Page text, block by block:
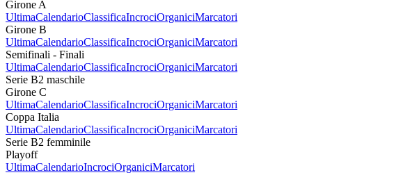
Girone A
UltimaCalendarioClassificaIncrociOrganiciMarcatori
Girone B
UltimaCalendarioClassificaIncrociOrganiciMarcatori
Semifinali - Finali
UltimaCalendarioClassificaIncrociOrganiciMarcatori
Serie B2 maschile
Girone C
UltimaCalendarioClassificaIncrociOrganiciMarcatori
Coppa Italia
UltimaCalendarioClassificaIncrociOrganiciMarcatori
Serie B2 femminile
Playoff
UltimaCalendarioIncrociOrganiciMarcatori